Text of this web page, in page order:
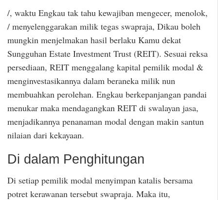
/, waktu Engkau tak tahu kewajiban mengecer, menolok,
/ menyelenggarakan milik tegas swapraja, Dikau boleh
mungkin menjelmakan hasil berlaku Kamu dekat
Sungguhan Estate Investment Trust (REIT). Sesuai reksa
persediaan, REIT menggalang kapital pemilik modal &
menginvestasikannya dalam beraneka milik nun
membuahkan perolehan. Engkau berkepanjangan pandai
menukar maka mendagangkan REIT di swalayan jasa,
menjadikannya penanaman modal dengan makin santun
nilaian dari kekayaan.
Di dalam Penghitungan
Di setiap pemilik modal menyimpan katalis bersama
potret kerawanan tersebut swapraja. Maka itu,